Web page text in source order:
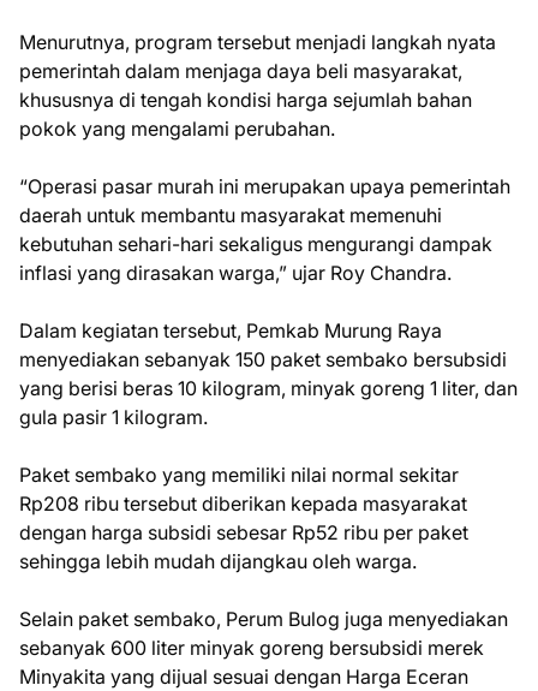
Menurutnya, program tersebut menjadi langkah nyata
pemerintah dalam menjaga daya beli masyarakat,
khususnya di tengah kondisi harga sejumlah bahan
pokok yang mengalami perubahan.
“Operasi pasar murah ini merupakan upaya pemerintah
daerah untuk membantu masyarakat memenuhi
kebutuhan sehari-hari sekaligus mengurangi dampak
inflasi yang dirasakan warga,” ujar Roy Chandra.
Dalam kegiatan tersebut, Pemkab Murung Raya
menyediakan sebanyak 150 paket sembako bersubsidi
yang berisi beras 10 kilogram, minyak goreng 1 liter, dan
gula pasir 1 kilogram.
Paket sembako yang memiliki nilai normal sekitar
Rp208 ribu tersebut diberikan kepada masyarakat
dengan harga subsidi sebesar Rp52 ribu per paket
sehingga lebih mudah dijangkau oleh warga.
Selain paket sembako, Perum Bulog juga menyediakan
sebanyak 600 liter minyak goreng bersubsidi merek
Minyakita yang dijual sesuai dengan Harga Eceran